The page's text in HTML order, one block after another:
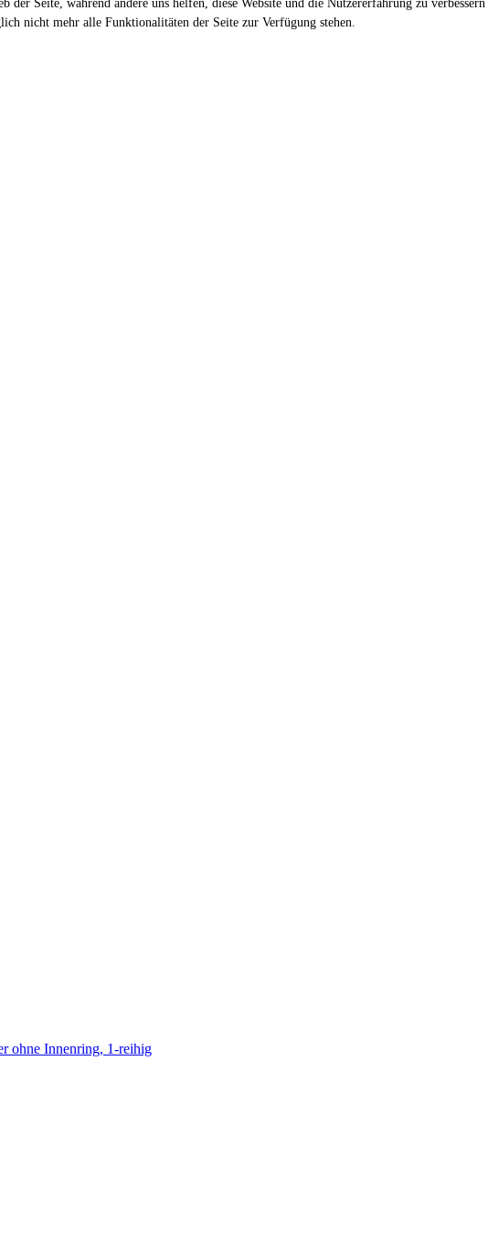
ohne Innenring, 1-reihig
Seite, während andere uns helfen, diese Website und die Nutzererfahrung zu
nicht mehr alle Funktionalitäten der Seite zur Verfügung stehen.